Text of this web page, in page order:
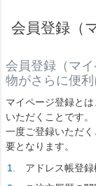
会員登録（
会員登録（マ
物がさらに便利
マイページ登録と
いただくことです。
一度ご登録いただ
要となります。
アドレス帳登